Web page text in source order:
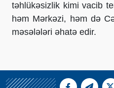
təhlükəsizlik kimi vacib
həm Mərkəzi, həm də
məsələləri əhatə edir.